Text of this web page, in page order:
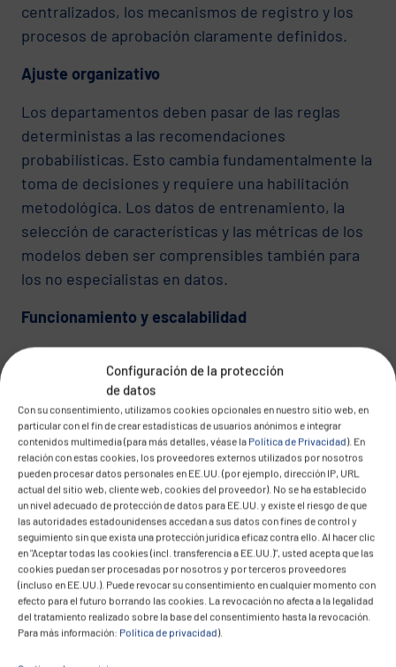
Configuración de la protección
de datos
Con su consentimiento, utilizamos cookies opcionales en nuestro sitio web, en
particular con el fin de crear estadísticas de usuarios anónimos e integrar
contenidos multimedia (para más detalles, véase la Política de Privacidad). En
relación con estas cookies, los proveedores externos utilizados por nosotros
pueden procesar datos personales en EE.UU. (por ejemplo, dirección IP, URL
actual del sitio web, cliente web, cookies del proveedor). No se ha establecido
un nivel adecuado de protección de datos para EE.UU. y existe el riesgo de que
las autoridades estadounidenses accedan a sus datos con fines de control y
seguimiento sin que exista una protección jurídica eficaz contra ello. Al hacer clic
en "Aceptar todas las cookies (incl. transferencia a EE.UU.)", usted acepta que las
cookies puedan ser procesadas por nosotros y por terceros proveedores
(incluso en EE.UU.). Puede revocar su consentimiento en cualquier momento con
efecto para el futuro borrando las cookies. La revocación no afecta a la legalidad
del tratamiento realizado sobre la base del consentimiento hasta la revocación.
Para más información: Política de privacidad).
centralizados, los mecanismos de registro y los
procesos de aprobación claramente definidos.
Ajuste organizativo
Los departamentos deben pasar de las reglas
deterministas a las recomendaciones
probabilísticas. Esto cambia fundamentalmente la
toma de decisiones y requiere una habilitación
metodológica. Los datos de entrenamiento, la
selección de características y las métricas de los
modelos deben ser comprensibles también para
los no especialistas en datos.
Funcionamiento y escalabilidad
Muchas iniciativas de IA fracasan tras su
lanzamiento: Sin una supervisión de extremo a
extremo, modelos de propiedad clara y
reentrenamiento automatizado, los modelos
pierden precisión y confianza. Las estructuras
MLOps con control de versiones, detección de
desviaciones, funcionalidad de reversión y
comprobaciones de cumplimiento son esenciales
para unas operaciones escalables y a prueba de
auditorías.
Aplicación práctica